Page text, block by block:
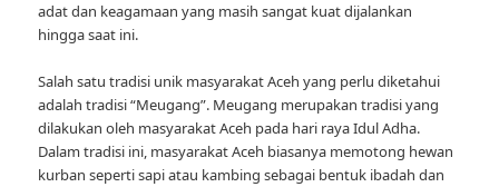
adat dan keagamaan yang masih sangat kuat dijalankan
hingga saat ini.
Salah satu tradisi unik masyarakat Aceh yang perlu diketahui
adalah tradisi “Meugang”. Meugang merupakan tradisi yang
dilakukan oleh masyarakat Aceh pada hari raya Idul Adha.
Dalam tradisi ini, masyarakat Aceh biasanya memotong hewan
kurban seperti sapi atau kambing sebagai bentuk ibadah dan